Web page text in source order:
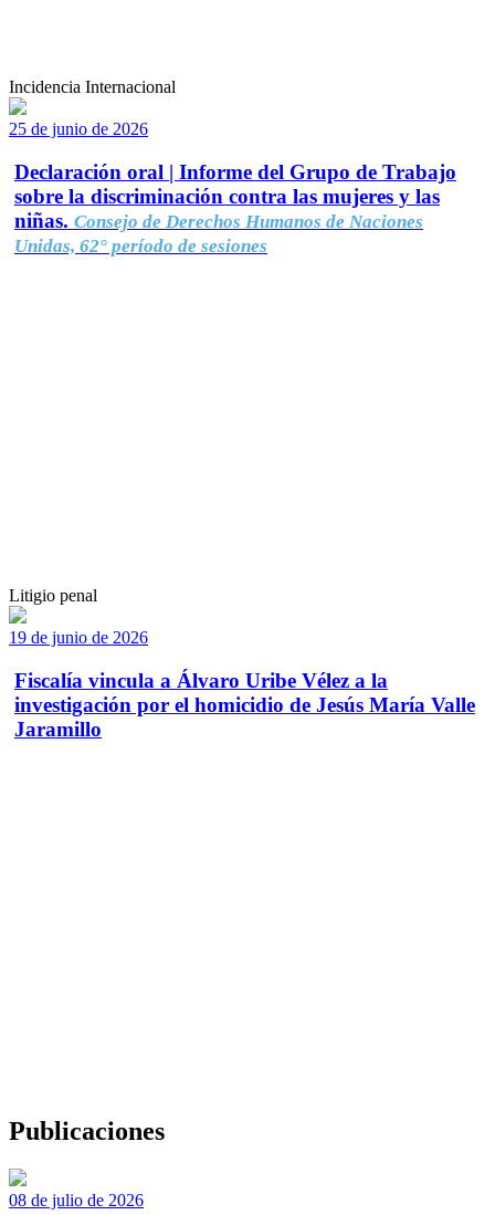
Incidencia Internacional
25 de junio de 2026
Declaración oral | Informe del Grupo de Trabajo
sobre la discriminación contra las mujeres y las
niñas. Consejo de Derechos Humanos de Naciones
Unidas, 62° período de sesiones
Litigio penal
19 de junio de 2026
Fiscalía vincula a Álvaro Uribe Vélez a la
investigación por el homicidio de Jesús María Valle
Jaramillo
Publicaciones
08 de julio de 2026